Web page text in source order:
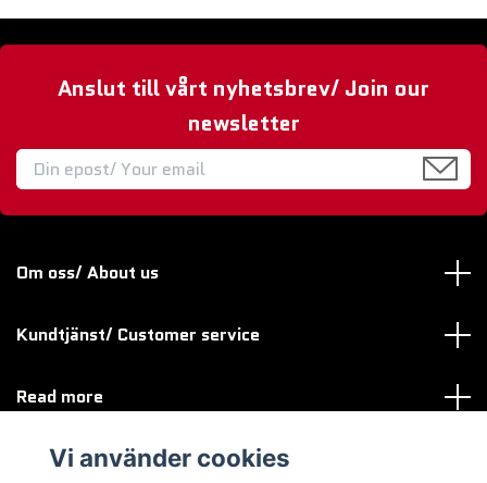
Anslut till vårt nyhetsbrev/ Join our
newsletter
Om oss/ About us
Kundtjänst/ Customer service
Read more
Sociala medier
Vi använder cookies